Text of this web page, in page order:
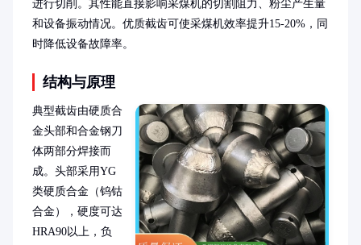
进行切削。其性能直接影响采煤机的切割阻力、粉尘产生量
和设备振动情况。优质截齿可使采煤机效率提升15-20%，同
时降低设备故障率。
结构与原理
典型截齿由硬质合
金头部和合金钢刀
体两部分焊接而
成。头部采用YG
类硬质合金（钨钴
合金），硬度可达
HRA90以上，负